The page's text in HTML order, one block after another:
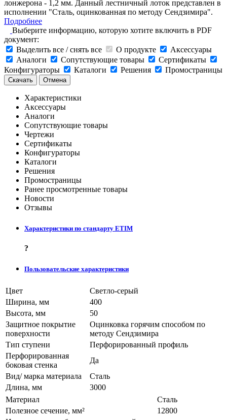
лонжерона - 1,2 мм. Данный лестничный лоток представлен в
исполнении "Сталь, оцинкованная по методу Сендзимира".
Подробнее
Выберите информацию, которую хотите включить в PDF
документ:
Выделить все / снять все
О продукте
Аксессуары
Аналоги
Сопутствующие товары
Сертификаты
Конфигураторы
Каталоги Решения Промостраницы
Скачать Отмена
Характеристики
Аксессуары
Аналоги
Сопутствующие товары
Чертежи
Сертификаты
Конфигураторы
Каталоги
Решения
Промостраницы
Ранее просмотренные товары
Новости
Отзывы
Характеристики по стандарту ETIM
?
Пользовательские характеристики
Цвет
Светло-серый
Ширина, мм
400
Высота, мм
50
Защитное покрытие
поверхности
Оцинковка горячим способом по
методу Сендзимира
Тип ступени
Перфорированный профиль
Перфорированная
боковая стенка
Да
Вид/ марка материала
Сталь
Длина, мм
3000
Материал
Сталь
Полезное сечение, мм²
12800